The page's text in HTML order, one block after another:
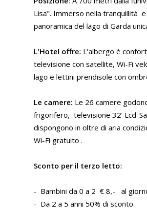
Lisa". Immerso nella tranquillità
panoramica del lago di Garda
L'Hotel offre: L'albergo è
televisione con satellite, Wi-Fi
lago e lettini prendisole con
Le camere: Le 26 camere
frigorifero, televisione 32' Lcd-
dispongono in oltre di aria
Wi-Fi gratuito .
Sconto per il terzo letto:
- Bambini da 0 a 2 € 8,- al
- Da 2 a 5 anni 50% di sconto.